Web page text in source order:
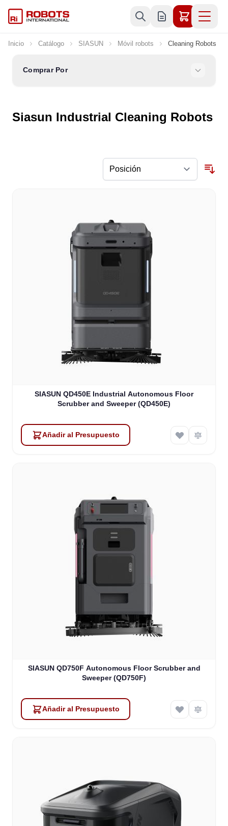
Inicio Catálogo SIASUN Móvil robots Cleaning Robots
Comprar Por
Siasun Industrial Cleaning Robots
SIASUN QD450E Industrial Autonomous Floor
Scrubber and Sweeper (QD450E)
Añadir al Presupuesto
SIASUN QD750F Autonomous Floor Scrubber and
Sweeper (QD750F)
Añadir al Presupuesto